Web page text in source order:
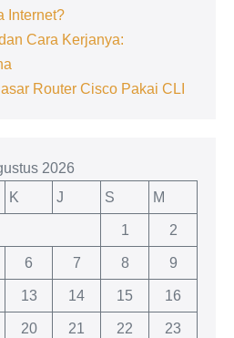
Internet?
Cara Kerjanya:
Router Cisco Pakai CLI
2026
K J S M
1 2
6 7 8 9
13 14 15 16
20 21 22 23